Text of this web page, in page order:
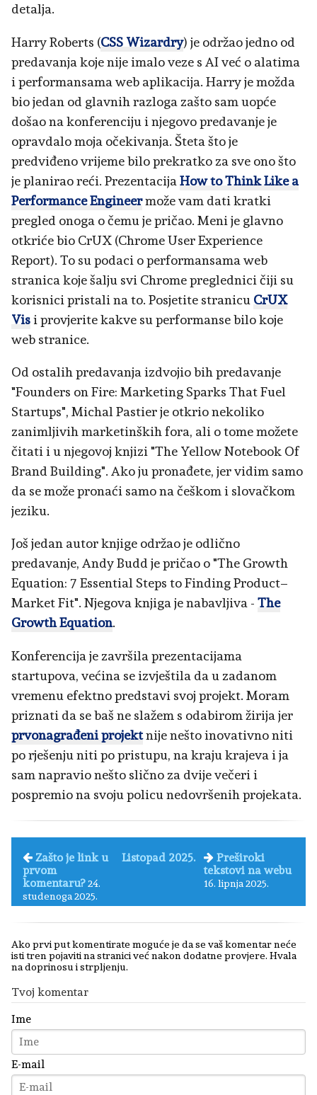
detalja.
Harry Roberts (CSS Wizardry) je održao jedno od
predavanja koje nije imalo veze s AI već o alatima
i performansama web aplikacija. Harry je možda
bio jedan od glavnih razloga zašto sam uopće
došao na konferenciju i njegovo predavanje je
opravdalo moja očekivanja. Šteta što je
predviđeno vrijeme bilo prekratko za sve ono što
je planirao reći. Prezentacija How to Think Like a
Performance Engineermože vam dati kratki
pregled onoga o čemu je pričao. Meni je glavno
otkriće bio CrUX (Chrome User Experience
Report). To su podaci o performansama web
stranica koje šalju svi Chrome preglednici čiji su
korisnici pristali na to. Posjetite stranicu CrUX
Visi provjerite kakve su performanse bilo koje
web stranice.
Od ostalih predavanja izdvojio bih predavanje
"Founders on Fire: Marketing Sparks That Fuel
Startups", Michal Pastier je otkrio nekoliko
zanimljivih marketinških fora, ali o tome možete
čitati i u njegovoj knjizi "The Yellow Notebook Of
Brand Building". Ako ju pronađete, jer vidim samo
da se može pronaći samo na češkom i slovačkom
jeziku.
Još jedan autor knjige održao je odlično
predavanje, Andy Budd je pričao o "The Growth
Equation: 7 Essential Steps to Finding Product–
Market Fit". Njegova knjiga je nabavljiva - The
Growth Equation.
Konferencija je završila prezentacijama
startupova, većina se izvještila da u zadanom
vremenu efektno predstavi svoj projekt. Moram
priznati da se baš ne slažem s odabirom žirija jer
prvonagrađeni projektnije nešto inovativno niti
po rješenju niti po pristupu, na kraju krajeva i ja
sam napravio nešto slično za dvije večeri i
pospremio na svoju policu nedovršenih projekata.
Zašto je link u
prvom
komentaru? 24.
studenoga 2025.
Listopad 2025.
Preširoki
tekstovi na webu
16. lipnja 2025.
Ako prvi put komentirate moguće je da se vaš komentar neće
isti tren pojaviti na stranici već nakon dodatne provjere. Hvala
na doprinosu i strpljenju.
Tvoj komentar
Ime
E-mail